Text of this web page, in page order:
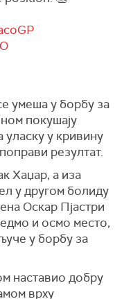
умеша у борбу за
покушају
уласку у кривину
резултат.
Хаџар, а иза
у другом болиду
Оскар Пјастри
и осмо место,
у борбу за
наставио добру
врху